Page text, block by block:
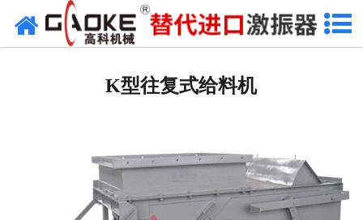
网站首页
K型往复式给料机